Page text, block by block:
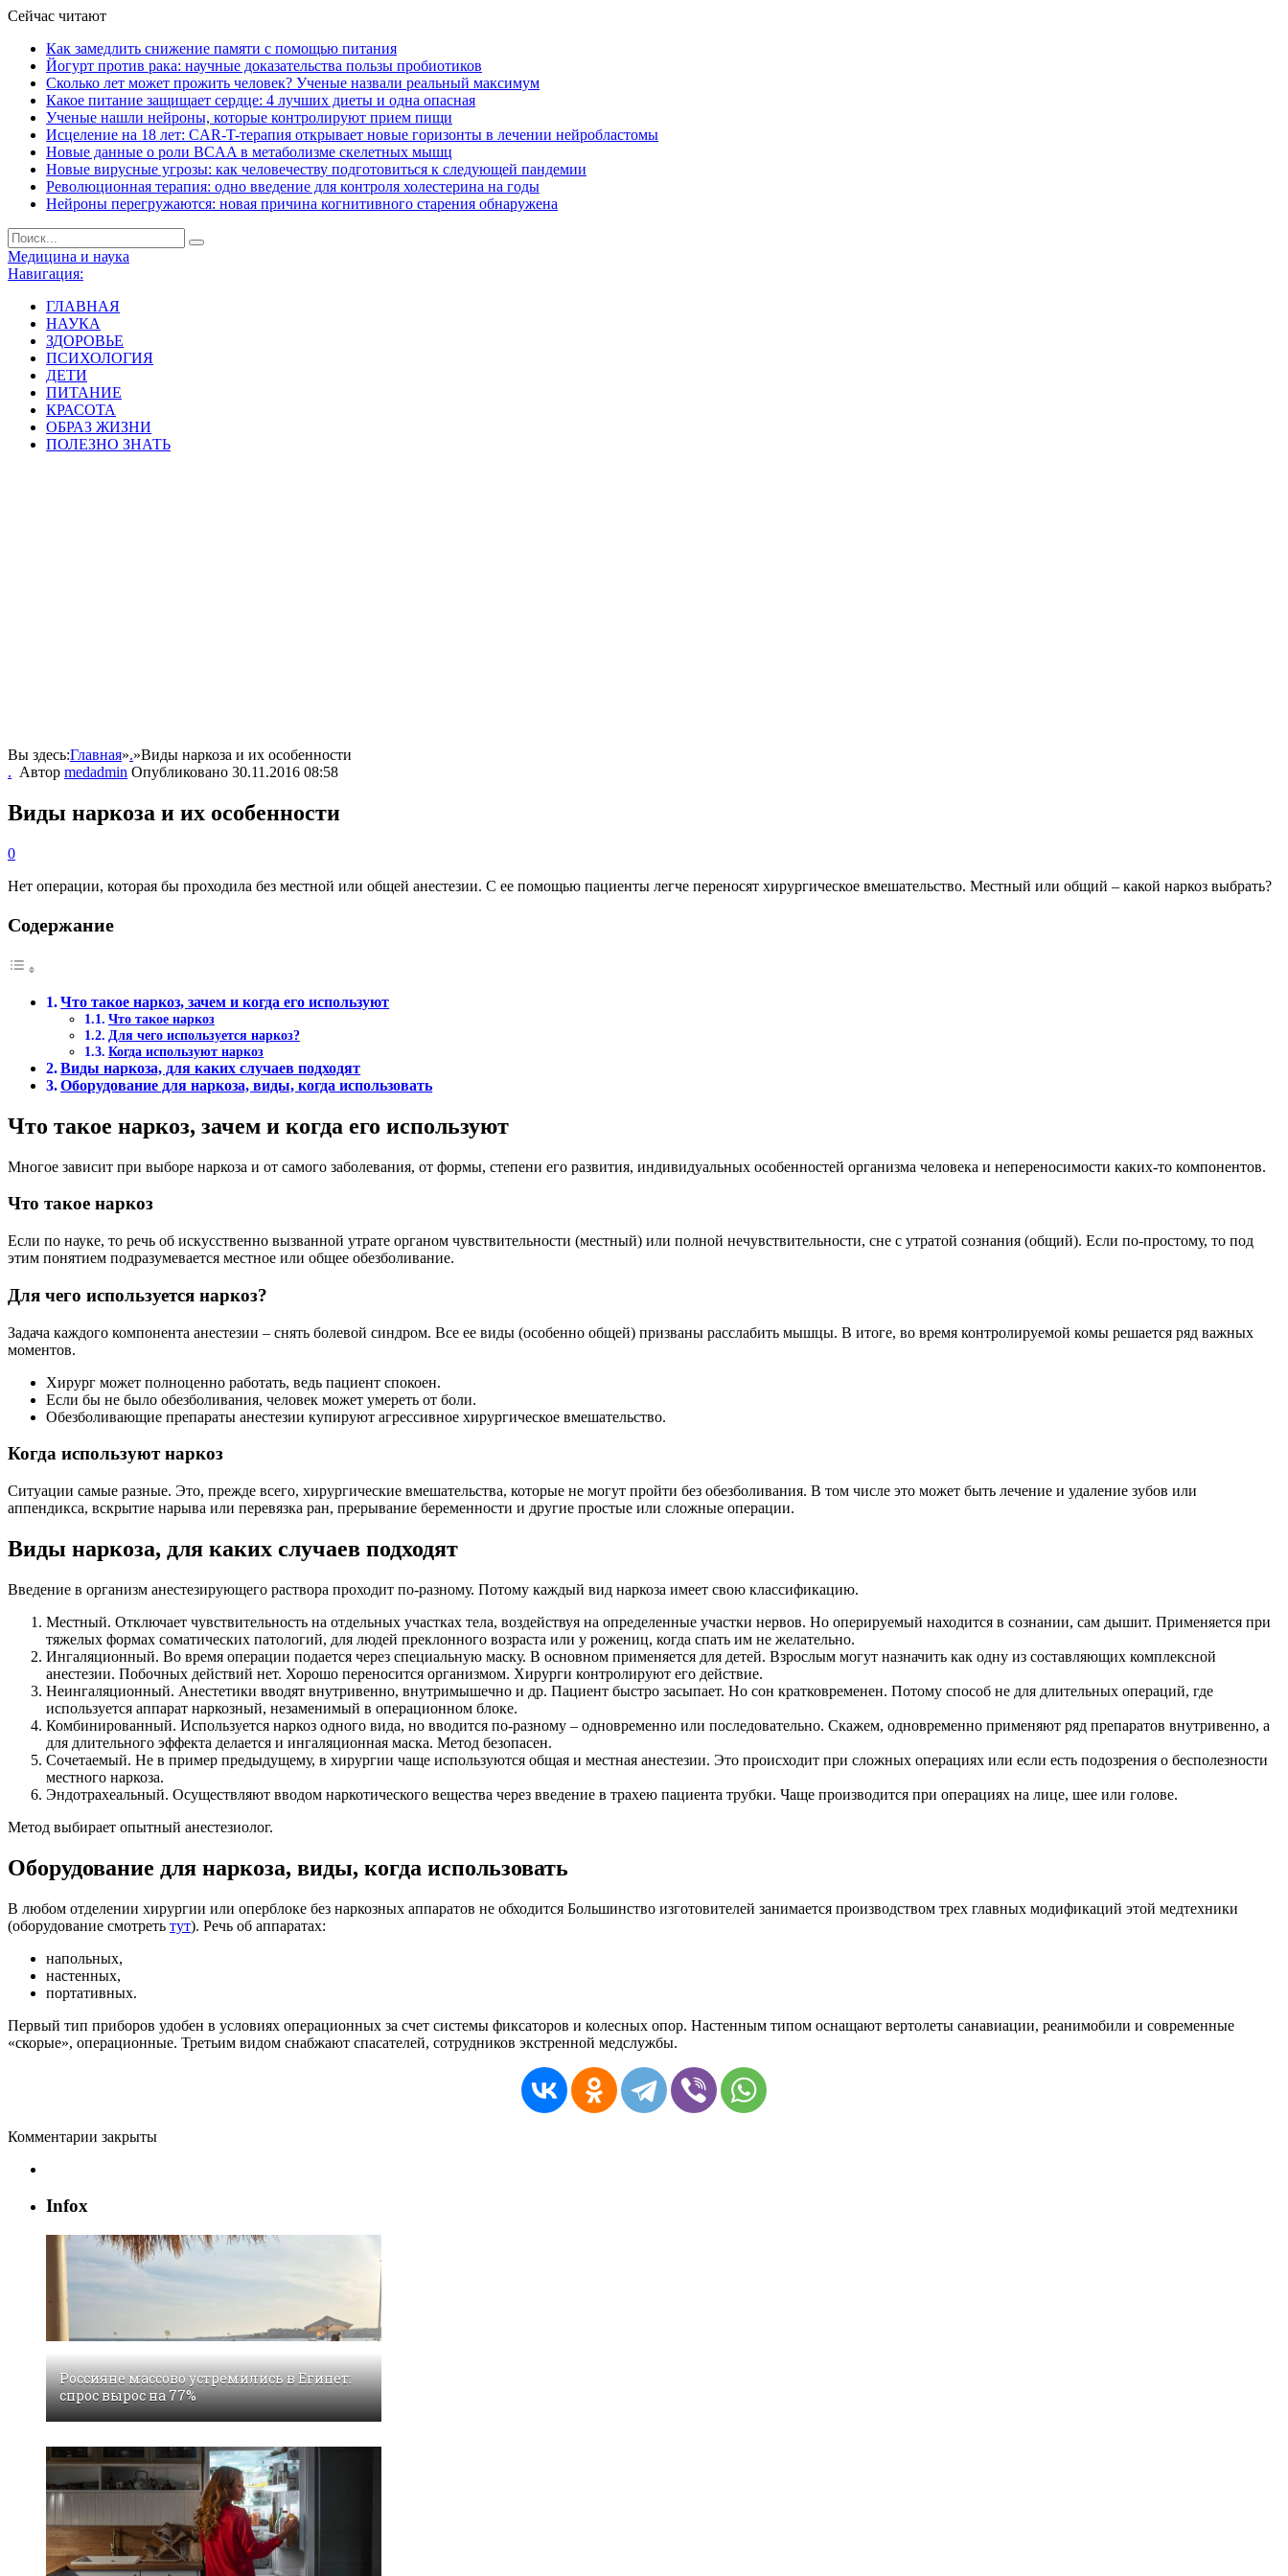
Сейчас читают
Как замедлить снижение памяти с помощью питания
Йогурт против рака: научные доказательства пользы пробиотиков
Сколько лет может прожить человек? Ученые назвали реальный максимум
Какое питание защищает сердце: 4 лучших диеты и одна опасная
Ученые нашли нейроны, которые контролируют прием пищи
Исцеление на 18 лет: CAR-T-терапия открывает новые горизонты в лечении нейробластомы
Новые данные о роли BCAA в метаболизме скелетных мышц
Новые вирусные угрозы: как человечеству подготовиться к следующей пандемии
Революционная терапия: одно введение для контроля холестерина на годы
Нейроны перегружаются: новая причина когнитивного старения обнаружена
Медицина и наука
Навигация:
ГЛАВНАЯ
НАУКА
ЗДОРОВЬЕ
ПСИХОЛОГИЯ
ДЕТИ
ПИТАНИЕ
КРАСОТА
ОБРАЗ ЖИЗНИ
ПОЛЕЗНО ЗНАТЬ
Вы здесь:Главная».»Виды наркоза и их особенности
. Автор medadmin Опубликовано 30.11.2016 08:58
Виды наркоза и их особенности
0
Нет операции, которая бы проходила без местной или общей анестезии. С ее помощью пациенты легче переносят хирургическое вмешательство. Местный или общий – какой наркоз выбрать?
Содержание
Что такое наркоз, зачем и когда его используют
Что такое наркоз
Для чего используется наркоз?
Когда используют наркоз
Виды наркоза, для каких случаев подходят
Оборудование для наркоза, виды, когда использовать
Что такое наркоз, зачем и когда его используют
Многое зависит при выборе наркоза и от самого заболевания, от формы, степени его развития, индивидуальных особенностей организма человека и непереносимости каких-то компонентов.
Что такое наркоз
Если по науке, то речь об искусственно вызванной утрате органом чувствительности (местный) или полной нечувствительности, сне с утратой сознания (общий). Если по-простому, то под
этим понятием подразумевается местное или общее обезболивание.
Для чего используется наркоз?
Задача каждого компонента анестезии – снять болевой синдром. Все ее виды (особенно общей) призваны расслабить мышцы. В итоге, во время контролируемой комы решается ряд важных
моментов.
Хирург может полноценно работать, ведь пациент спокоен.
Если бы не было обезболивания, человек может умереть от боли.
Обезболивающие препараты анестезии купируют агрессивное хирургическое вмешательство.
Когда используют наркоз
Ситуации самые разные. Это, прежде всего, хирургические вмешательства, которые не могут пройти без обезболивания. В том числе это может быть лечение и удаление зубов или
аппендикса, вскрытие нарыва или перевязка ран, прерывание беременности и другие простые или сложные операции.
Виды наркоза, для каких случаев подходят
Введение в организм анестезирующего раствора проходит по-разному. Потому каждый вид наркоза имеет свою классификацию.
Местный. Отключает чувствительность на отдельных участках тела, воздействуя на определенные участки нервов. Но оперируемый находится в сознании, сам дышит. Применяется при
тяжелых формах соматических патологий, для людей преклонного возраста или у рожениц, когда спать им не желательно.
Ингаляционный. Во время операции подается через специальную маску. В основном применяется для детей. Взрослым могут назначить как одну из составляющих комплексной
анестезии. Побочных действий нет. Хорошо переносится организмом. Хирурги контролируют его действие.
Неингаляционный. Анестетики вводят внутривенно, внутримышечно и др. Пациент быстро засыпает. Но сон кратковременен. Потому способ не для длительных операций, где
используется аппарат наркозный, незаменимый в операционном блоке.
Комбинированный. Используется наркоз одного вида, но вводится по-разному – одновременно или последовательно. Скажем, одновременно применяют ряд препаратов внутривенно, а
для длительного эффекта делается и ингаляционная маска. Метод безопасен.
Сочетаемый. Не в пример предыдущему, в хирургии чаще используются общая и местная анестезии. Это происходит при сложных операциях или если есть подозрения о бесполезности
местного наркоза.
Эндотрахеальный. Осуществляют вводом наркотического вещества через введение в трахею пациента трубки. Чаще производится при операциях на лице, шее или голове.
Метод выбирает опытный анестезиолог.
Оборудование для наркоза, виды, когда использовать
В любом отделении хирургии или оперблоке без наркозных аппаратов не обходится Большинство изготовителей занимается производством трех главных модификаций этой медтехники
(оборудование смотреть тут). Речь об аппаратах:
напольных,
настенных,
портативных.
Первый тип приборов удобен в условиях операционных за счет системы фиксаторов и колесных опор. Настенным типом оснащают вертолеты санавиации, реанимобили и современные
«скорые», операционные. Третьим видом снабжают спасателей, сотрудников экстренной медслужбы.
Комментарии закрыты
Infox
Россияне массово устремились в Египет:
спрос вырос на 77%